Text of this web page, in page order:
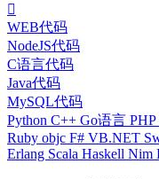
WEB代码
NodeJS代码
C语言代码
Java代码
MySQL代码
Python C++ Go语言 PHP
Ruby objc F# VB.NET
Erlang Scala Haskell Nim